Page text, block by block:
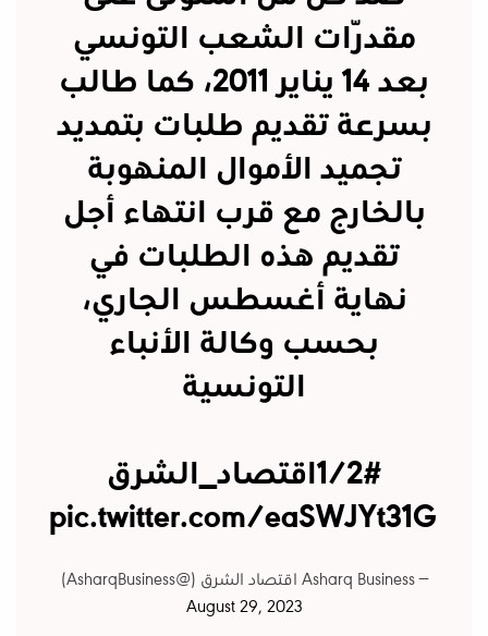
مقدّرات الشعب التونسي
بعد 14 يناير 2011، كما طالب
بسرعة تقديم طلبات بتمديد
تجميد الأموال المنهوبة
بالخارج مع قرب انتهاء أجل
تقديم هذه الطلبات في
نهاية أغسطس الجاري،
بحسب وكالة الأنباء
التونسية
1/2#اقتصاد_الشرق
pic.twitter.com/eaSWJYt31G
— Asharq Business اقتصاد الشرق (@AsharqBusiness)
August 29, 2023